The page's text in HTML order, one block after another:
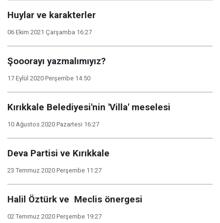
Huylar ve karakterler
06 Ekim 2021 Çarşamba 16:27
Şooorayı yazmalımıyız?
17 Eylül 2020 Perşembe 14:50
Kırıkkale Belediyesi'nin 'Villa' meselesi
10 Ağustos 2020 Pazartesi 16:27
Deva Partisi ve Kırıkkale
23 Temmuz 2020 Perşembe 11:27
Halil Öztürk ve Meclis önergesi
02 Temmuz 2020 Perşembe 19:27